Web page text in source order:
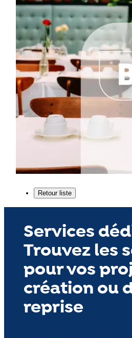
Services
Trouvez les
pour vos
création ou
reprise